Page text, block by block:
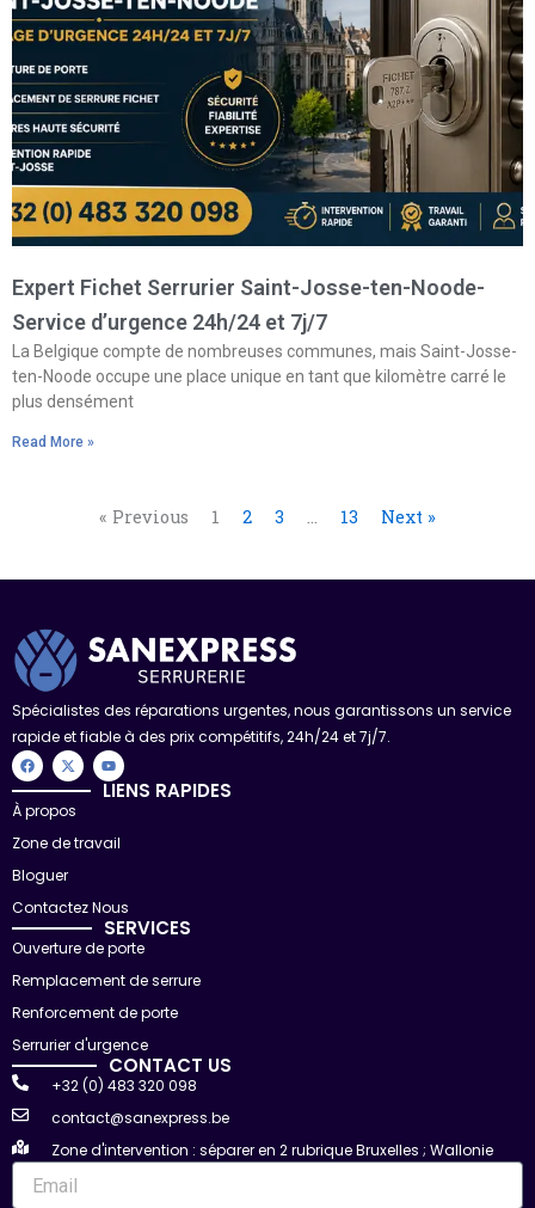
Expert Fichet Serrurier Saint-Josse-ten-Noode-
Service d’urgence 24h/24 et 7j/7
La Belgique compte de nombreuses communes, mais Saint-Josse-
ten-Noode occupe une place unique en tant que kilomètre carré le
plus densément
Read More »
« Previous 1 2 3 … 13 Next »
Spécialistes des réparations urgentes, nous garantissons un service
rapide et fiable à des prix compétitifs, 24h/24 et 7j/7.
F
a
c
b
o
X
-
t
i
t
r
Y
o
u
t
e
LIENS RAPIDES
À propos
Zone de travail
Bloguer
Contactez Nous
SERVICES
Ouverture de porte
Remplacement de serrure
Renforcement de porte
Serrurier d'urgence
CONTACT US
+32 (0) 483 320 098
contact@sanexpress.be
Zone d'intervention : séparer en 2 rubrique Bruxelles ; Wallonie